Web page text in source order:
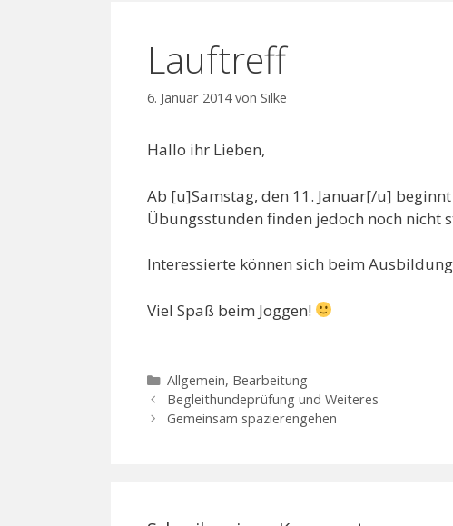
Lauftreff
6. Januar 2014 von Silke
Hallo ihr Lieben,
Ab [u]Samstag, den 11. Januar[/u]
Übungsstunden finden jedoch noch nicht
Interessierte können sich beim
Viel Spaß beim Joggen!
Kategorien
Allgemein, Bearbeitung
Begleithundeprüfung und Weiteres
Gemeinsam spazierengehen